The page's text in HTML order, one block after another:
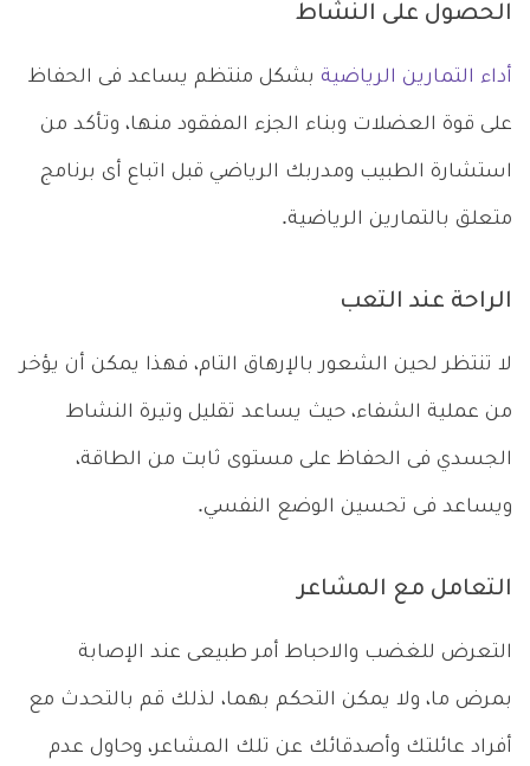
الحصول على النشاط
أداء التمارين الرياضية بشكل منتظم يساعد فى الحفاظ
على قوة العضلات وبناء الجزء المفقود منها، وتأكد من
استشارة الطبيب ومدربك الرياضي قبل اتباع أى برنامج
متعلق بالتمارين الرياضية.
الراحة عند التعب
لا تنتظر لحين الشعور بالإرهاق التام، فهذا يمكن أن يؤخر
من عملية الشفاء، حيث يساعد تقليل وتيرة النشاط
الجسدي فى الحفاظ على مستوى ثابت من الطاقة،
ويساعد فى تحسين الوضع النفسي.
التعامل مع المشاعر
التعرض للغضب والاحباط أمر طبيعى عند الإصابة
بمرض ما، ولا يمكن التحكم بهما، لذلك قم بالتحدث مع
أفراد عائلتك وأصدقائك عن تلك المشاعر، وحاول عدم